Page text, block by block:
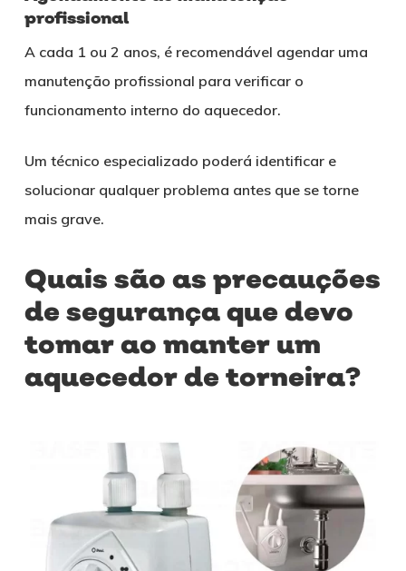
profissional
A cada 1 ou 2 anos, é recomendável agendar uma
manutenção profissional para verificar o
funcionamento interno do aquecedor.
Um técnico especializado poderá identificar e
solucionar qualquer problema antes que se torne
mais grave.
Quais são as precauções
de segurança que devo
tomar ao manter um
aquecedor de torneira?